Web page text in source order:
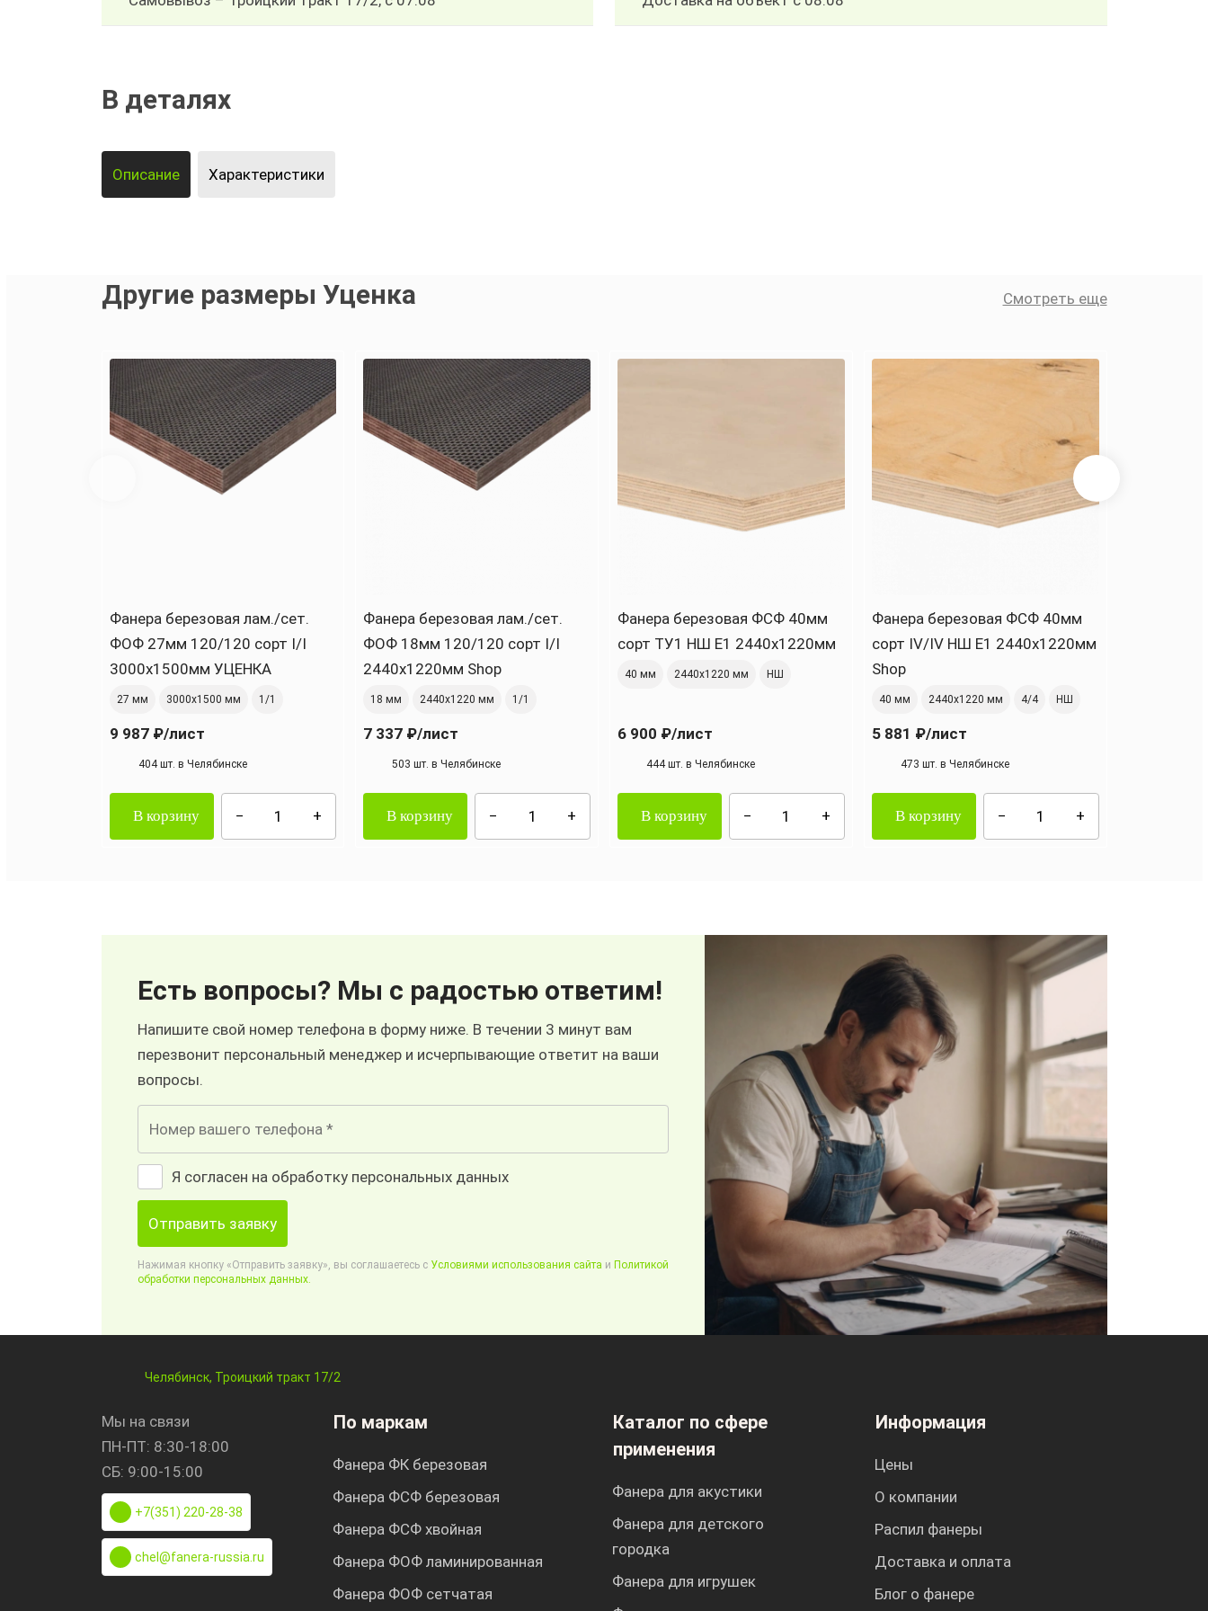
В деталях
Описание Характеристики
Другие размеры Уценка Смотреть еще
Фанера березовая лам./сет.
ФОФ 27мм 120/120 сорт I/I
3000х1500мм УЦЕНКА
27 мм 3000х1500 мм 1/1
9 987 ₽/лист
404 шт. в Челябинске
В корзину
Фанера березовая лам./сет.
ФОФ 18мм 120/120 сорт I/I
2440х1220мм Shop
18 мм 2440х1220 мм 1/1
7 337 ₽/лист
503 шт. в Челябинске
В корзину
Фанера березовая ФСФ 40мм
сорт ТУ1 НШ Е1 2440x1220мм
40 мм 2440х1220 мм НШ
6 900 ₽/лист
444 шт. в Челябинске
В корзину
Фанера березовая ФСФ 40мм
сорт IV/IV НШ Е1 2440x1220мм
Shop
40 мм 2440х1220 мм 4/4 НШ
5 881 ₽/лист
473 шт. в Челябинске
В корзину
Есть вопросы? Мы с радостью ответим!
Напишите свой номер телефона в форму ниже. В течении 3 минут вам
перезвонит персональный менеджер и исчерпывающие ответит на ваши
вопросы.
Я согласен на обработку персональных данных
Отправить заявку
Нажимая кнопку «Отправить заявку», вы соглашаетесь с Условиями использования сайта и Политикой
обработки персональных данных.
Челябинск, Троицкий тракт 17/2
Мы на связи
ПН-ПТ: 8:30-18:00
СБ: 9:00-15:00
+7(351) 220-28-38
chel@fanera-russia.ru
По маркам
Фанера ФК березовая
Фанера ФСФ березовая
Фанера ФСФ хвойная
Фанера ФОФ ламинированная
Фанера ФОФ сетчатая
Каталог по сфере
применения
Фанера для акустики
Фанера для детского
городка
Фанера для игрушек
Информация
Цены
О компании
Распил фанеры
Доставка и оплата
Блог о фанере